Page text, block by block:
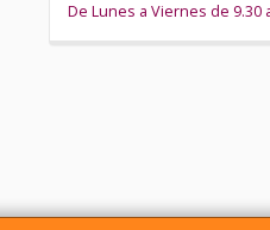
De Lunes a Viernes de 9.30